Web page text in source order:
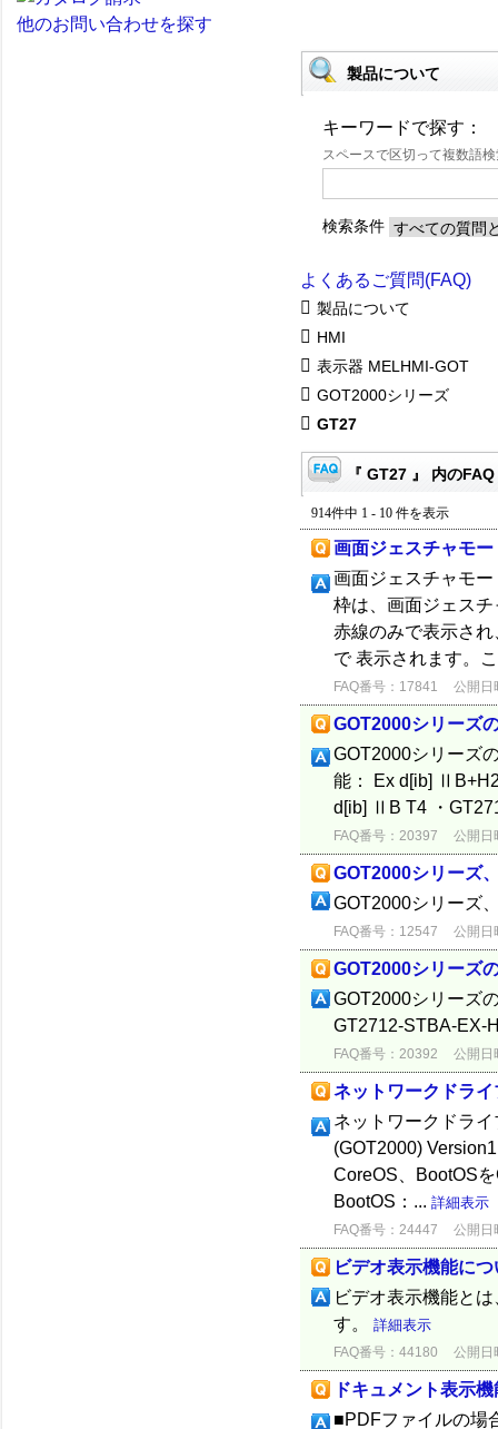
他のお問い合わせを探す
製品について
キーワードで探す：
スペースで区切って複数語
検索条件
よくあるご質問(FAQ)
製品について
HMI
表示器 MELHMI-GOT
GOT2000シリーズ
GT27
『 GT27 』 内のFAQ
914件中 1 - 10 件を表示
画面ジェスチャモ
画面ジェスチャモ
枠は、画面ジェス
赤線のみで表示さ
で 表示されます。
FAQ番号：17841 公開日
GOT2000シリーズ
GOT2000シリーズ
能： Ex d[ib]
d[ib] ⅡB T4 ・
FAQ番号：20397 公開日
GOT2000シリーズ
GOT2000シリーズ
FAQ番号：12547 公開日
GOT2000シリーズ
GOT2000シリーズ
GT2712-STBA-EX-
FAQ番号：20392 公開日
ネットワークドラ
ネットワークドラ
(GOT2000)
CoreOS、BootOS
BootOS：... 詳細表示
FAQ番号：24447 公開日
ビデオ表示機能につ
ビデオ表示機能と
す。 詳細表示
FAQ番号：44180 公開日
ドキュメント表示
■PDFファイルの場